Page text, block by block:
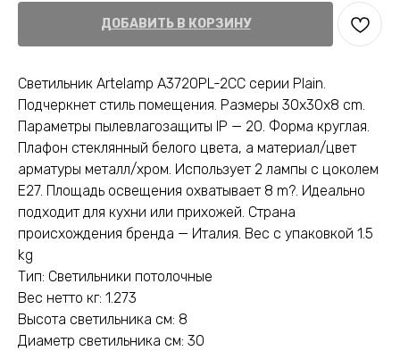
ДОБАВИТЬ В КОРЗИНУ
Светильник Artelamp A3720PL-2CC серии Plain.
Подчеркнет стиль помещения. Размеры 30x30x8 cm.
Параметры пылевлагозащиты IP — 20. Форма круглая.
Плафон стеклянный белого цвета, а материал/цвет
арматуры металл/хром. Использует 2 лампы с цоколем
E27. Площадь освещения охватывает 8 m?. Идеально
подходит для кухни или прихожей. Страна
происхождения бренда — Италия. Вес с упаковкой 1.5
kg
Тип: Светильники потолочные
Вес нетто кг: 1.273
Высота светильника см: 8
Диаметр светильника см: 30